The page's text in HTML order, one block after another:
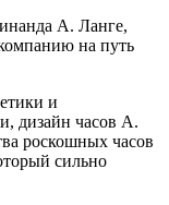
А. Ланге,
на путь
и
дизайн часов A.
роскошных часов
сильно